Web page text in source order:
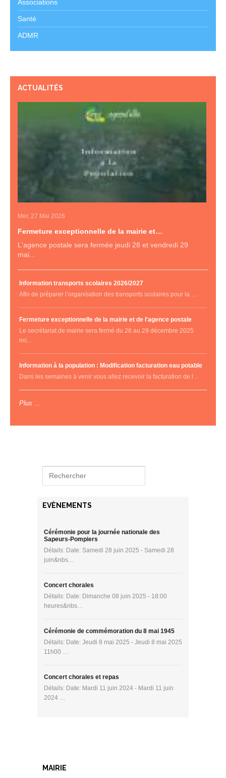
Associations
Santé
ADMR
ACTUALITÉS
Mer, 27 Mai 2026
Fermeture exceptionnelle de la mairie et…
L'agence postale sera fermée jeudi 28 et vendredi 29
mai...
Information transports scolaires 2026/2027
Afin de préparer l’organisation des transports scolaires pour la …
Fermeture exceptionnelle de la mairie et de l'agence postale
Le secrétariat de mairie sera fermé du 26 au 29 décembre 2025
inc…
Information à la population : Modification facturation eau potable
Dans les semaines à venir vous allez recevoir la facturation de l…
Plus ...
EVÈNEMENTS
Cérémonie pour la journée nationale des
Sapeurs-Pompiers
Détails: Date: Samedi 28 juin 2025 - Samedi 28
juin&nbs…
Concert chorales
Détails: Date: Dimanche 08 juin 2025 - 18:00
heures&nbs…
Cérémonie de commémoration du 8 mai 1945
Détails: Date: Jeudi 8 mai 2025 - Jeudi 8 mai 2025
11h00 …
Concert chorales et repas
Détails: Date: Mardi 11 juin 2024 - Mardi 11 juin
2024 …
MAIRIE